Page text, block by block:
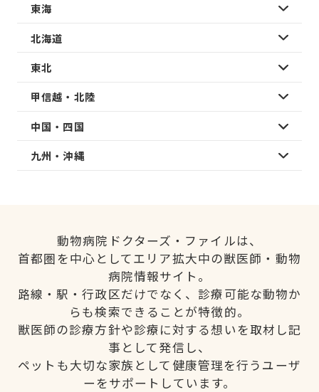
東海
北海道
東北
甲信越・北陸
中国・四国
九州・沖縄
動物病院ドクターズ・ファイルは、
首都圏を中心としてエリア拡大中の獣医師・動物
病院情報サイト。
路線・駅・行政区だけでなく、診療可能な動物か
らも検索できることが特徴的。
獣医師の診療方針や診療に対する想いを取材し記
事として発信し、
ペットも大切な家族として健康管理を行うユーザ
ーをサポートしています。